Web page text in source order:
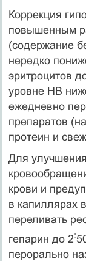
Коррекция
повышен­ным
(содержание
нередко
эритроцитов
уровне НВ
ежедневно
препаратов
про­теин и
Для
крови и
в капиллярах
переливать
гепарин до 2:
перорально